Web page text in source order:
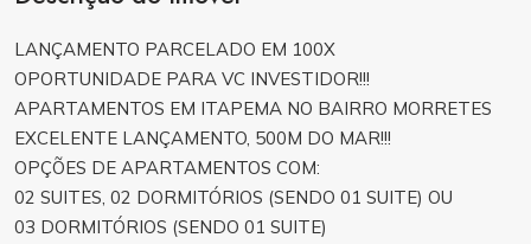
LANÇAMENTO PARCELADO EM 100X
OPORTUNIDADE PARA VC INVESTIDOR!!!
APARTAMENTOS EM ITAPEMA NO BAIRRO MORRETES
EXCELENTE LANÇAMENTO, 500M DO MAR!!!
OPÇÕES DE APARTAMENTOS COM:
02 SUITES, 02 DORMITÓRIOS (SENDO 01 SUITE) OU
03 DORMITÓRIOS (SENDO 01 SUITE)